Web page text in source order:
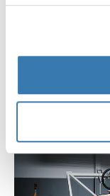
diseñados para
la forma más
realizamos.
Explora el Thule